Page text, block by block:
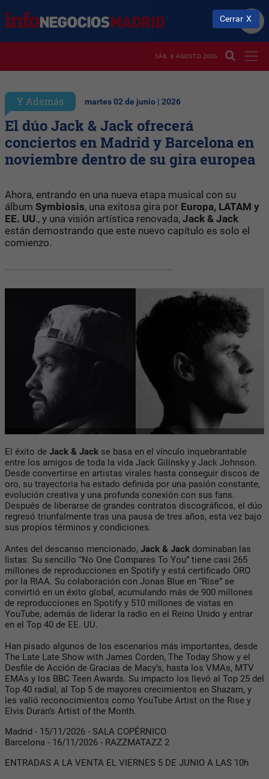
SÁB. 8 AGOSTO 2026
Y Además martes 02 de junio | 2026
El dúo Jack & Jack ofrecerá
conciertos en Madrid y Barcelona en
noviembre dentro de su gira europea
Ahora, entrando en una nueva etapa musical con su
álbum Symbiosis, una exitosa gira por Europa, LATAM y
EE. UU., y una visión artística renovada, Jack & Jack
están demostrando que este nuevo capítulo es solo el
comienzo.
El éxito de Jack & Jack se basa en el vínculo inquebrantable
entre los amigos de toda la vida Jack Gilinsky y Jack Johnson.
Desde convertirse en artistas virales hasta conseguir discos de
oro, su trayectoria ha estado definida por una pasión constante,
evolución creativa y una profunda conexión con sus fans.
Después de liberarse de grandes contratos discográficos, el dúo
regresó triunfalmente tras una pausa de tres años, esta vez bajo
sus propios términos y condiciones.
Antes del descanso mencionado, Jack & Jack dominaban las
listas. Su sencillo “No One Compares To You” tiene casi 265
millones de reproducciones en Spotify y está certificado ORO
por la RIAA. Su colaboración con Jonas Blue en “Rise” se
convirtió en un éxito global, acumulando más de 900 millones
de reproducciones en Spotify y 510 millones de vistas en
YouTube, además de liderar la radio en el Reino Unido y entrar
en el Top 40 de EE. UU.
Han pisado algunos de los escenarios más importantes, desde
The Late Late Show with James Corden, The Today Show y el
Desfile de Acción de Gracias de Macy’s, hasta los VMAs, MTV
EMAs y los BBC Teen Awards. Su impacto los llevó al Top 25 del
Top 40 radial, al Top 5 de mayores crecimientos en Shazam, y
les valió reconocimientos como YouTube Artist on the Rise y
Elvis Duran’s Artist of the Month.
Madrid - 15/11/2026 - SALA COPÉRNICO
Barcelona - 16/11/2026 - RAZZMATAZZ 2
ENTRADAS A LA VENTA EL VIERNES 5 DE JUNIO A LAS 10h
Cerrar